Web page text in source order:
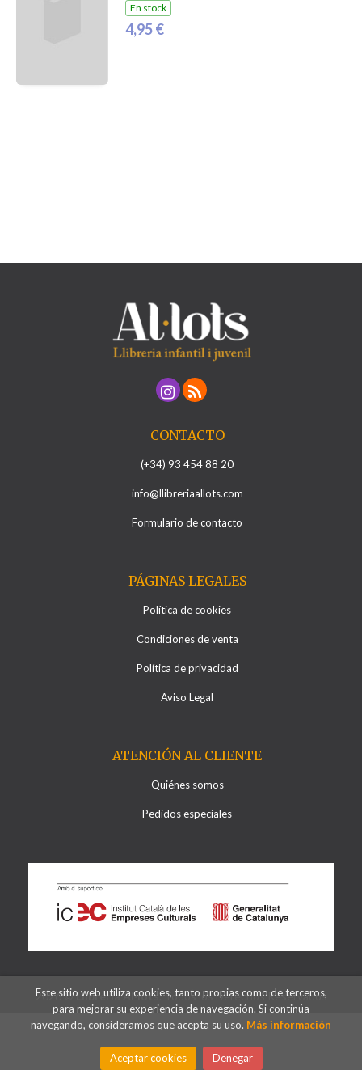
En stock
4,95 €
CONTACTO
(+34) 93 454 88 20
info@llibreriaallots.com
Formulario de contacto
PÁGINAS LEGALES
Política de cookies
Condiciones de venta
Política de privacidad
Aviso Legal
ATENCIÓN AL CLIENTE
Quiénes somos
Pedidos especiales
2026 ©Llibreria Al·lots. Todos los Derechos Reservados
Este sitio web utiliza cookies, tanto propias como de terceros,
para mejorar su experiencia de navegación. Si continúa
navegando, consideramos que acepta su uso. Más información
Aceptar cookies Denegar